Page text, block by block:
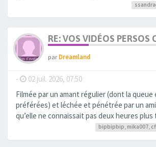
RE: VOS VIDÉOS PERSOS
parDreamland
- 02 juil. 2026, 07:50
Filmée par un amant régulier (dont la queue
préférées) et léchée et pénétrée par un
qu’elle ne connaissait pas deux heures plus
bipbipbip, mika007,